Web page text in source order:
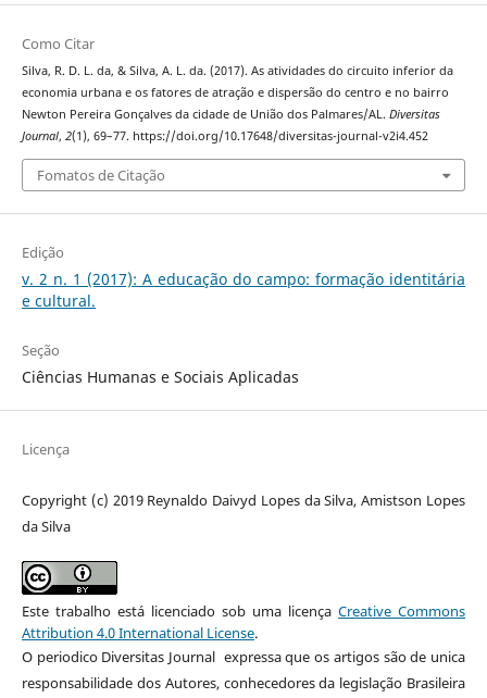
Como Citar
Silva, R. D. L. da, & Silva, A. L. da. (2017). As atividades do circuito inferior da
economia urbana e os fatores de atração e dispersão do centro e no bairro
Newton Pereira Gonçalves da cidade de União dos Palmares/AL. Diversitas
Journal, 2(1), 69–77. https://doi.org/10.17648/diversitas-journal-v2i4.452
Fomatos de Citação
Edição
v. 2 n. 1 (2017): A educação do campo: formação identitária
e cultural.
Seção
Ciências Humanas e Sociais Aplicadas
Licença
Copyright (c) 2019 Reynaldo Daivyd Lopes da Silva, Amistson Lopes
da Silva
Este trabalho está licenciado sob uma licençaCreative Commons
Attribution 4.0 International License.
O periodico Diversitas Journal expressa que os artigos são de unica
responsabilidade dos Autores, conhecedores da legislação Brasileira